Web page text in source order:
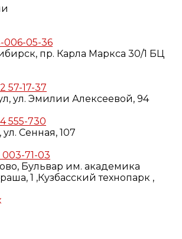
006-05-36
пр. Карла Маркса 30/1 БЦ
57-17-37
ул. Эмилии Алексеевой, 94
555-730
ул. Сенная, 107
003-71-03
Бульвар им. академика
1 ,Кузбасский технопарк ,